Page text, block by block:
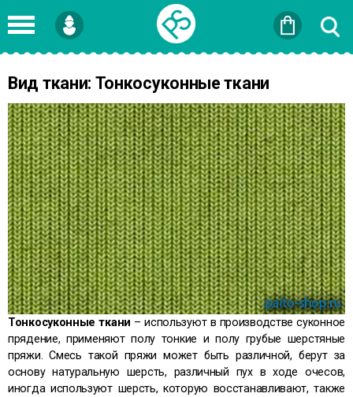
Войти
Вид ткани: Тонкосуконные ткани
Тонкосуконные ткани – используют в производстве суконное
прядение, применяют полу тонкие и полу грубые шерстяные
пряжи. Смесь такой пряжи может быть различной, берут за
основу натуральную шерсть, различный пух в ходе очесов,
иногда используют шерсть, которую восстанавливают, также